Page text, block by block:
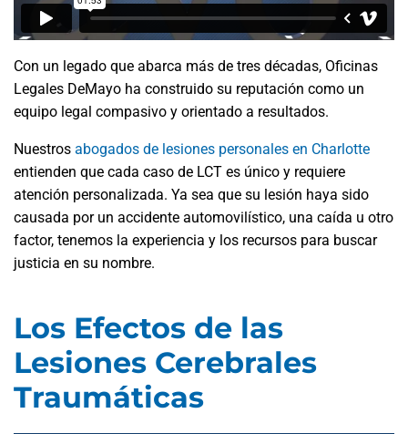
Con un legado que abarca más de tres décadas, Oficinas
Legales DeMayo ha construido su reputación como un
equipo legal compasivo y orientado a resultados.
Nuestros abogados de lesiones personales en Charlotte
entienden que cada caso de LCT es único y requiere
atención personalizada. Ya sea que su lesión haya sido
causada por un accidente automovilístico, una caída u otro
factor, tenemos la experiencia y los recursos para buscar
justicia en su nombre.
Los Efectos de las
Lesiones Cerebrales
Traumáticas